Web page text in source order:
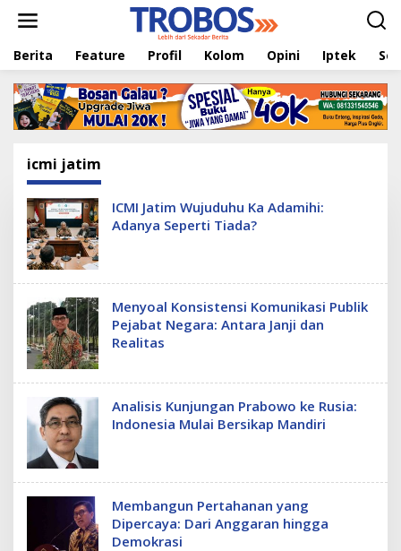
t
Berita Feature Profil Kolom Opini Iptek
icmi jatim
ICMI Jatim Wujuduhu Ka Adamihi:
Adanya Seperti Tiada?
Menyoal Konsistensi Komunikasi Publik
Pejabat Negara: Antara Janji dan
Realitas
Analisis Kunjungan Prabowo ke Rusia:
Indonesia Mulai Bersikap Mandiri
Membangun Pertahanan yang
Dipercaya: Dari Anggaran hingga
Demokrasi